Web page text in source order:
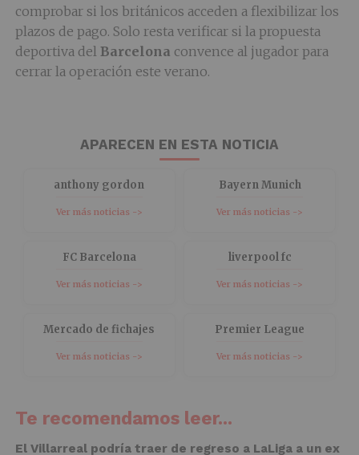
comprobar si los británicos acceden a flexibilizar los
plazos de pago. Solo resta verificar si la propuesta
deportiva del Barcelona convence al jugador para
cerrar la operación este verano.
APARECEN EN ESTA NOTICIA
anthony gordon
Ver más noticias ->
Bayern Munich
Ver más noticias ->
FC Barcelona
Ver más noticias ->
liverpool fc
Ver más noticias ->
Mercado de fichajes
Ver más noticias ->
Premier League
Ver más noticias ->
Te recomendamos leer...
El Villarreal podría traer de regreso a LaLiga a un ex